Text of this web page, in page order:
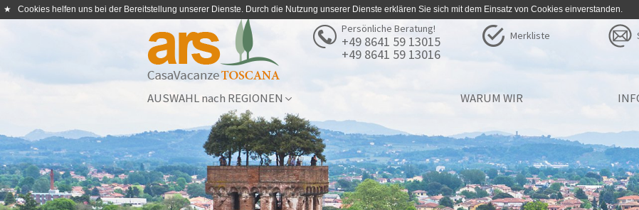
★ Cookies helfen uns bei der Bereitstellung unserer Dienste. Durch die Nutzung unserer Dienste erklären Sie sich mit dem Einsatz von Cookies einverstanden.
Persönliche Beratung!
+49 8641 59 13015
+49 8641 59 13016
Merkliste
AUSWAHL nach REGIONEN WARUM WIR